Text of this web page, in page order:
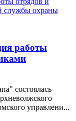
работы
состоялась
управлени...